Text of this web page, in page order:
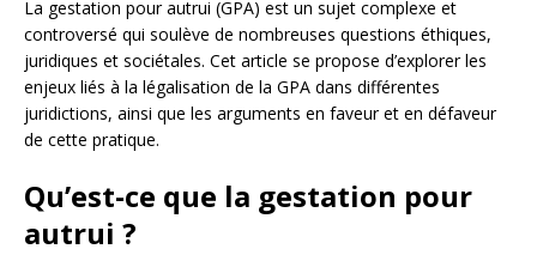
La gestation pour autrui (GPA) est un sujet complexe et
controversé qui soulève de nombreuses questions éthiques,
juridiques et sociétales. Cet article se propose d’explorer les
enjeux liés à la légalisation de la GPA dans différentes
juridictions, ainsi que les arguments en faveur et en défaveur
de cette pratique.
Qu’est-ce que la gestation pour
autrui ?